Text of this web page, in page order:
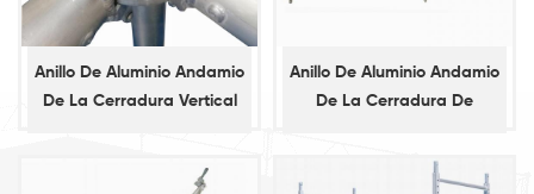
Anillo De Aluminio Andamio
De La Cerradura Vertical
Anillo De Aluminio Andamio
De La Cerradura De